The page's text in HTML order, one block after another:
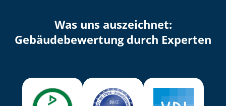
Was uns auszeichnet:
Ge­bäu­de­be­wer­tung durch Experten